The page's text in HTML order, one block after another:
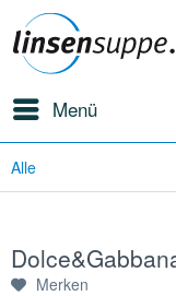
Menü
Alle
Merken